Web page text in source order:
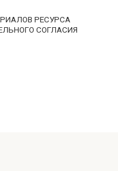
РЕСУРСА
СОГЛАСИЯ